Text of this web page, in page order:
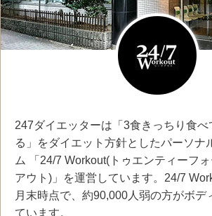
247ダイエッターは「3食きっちり食
る」をダイエット方針としたパーソナ
ム 「24/7 Workout(トゥエンティーフ
アウト)」を運営しています。24/7
月末時点で、約90,000人弱の方がボデ
ています。